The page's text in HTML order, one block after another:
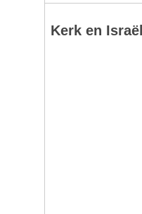
Kerk en Israël